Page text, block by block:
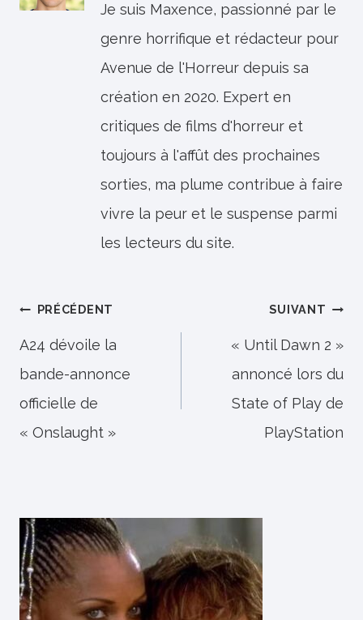
Je suis Maxence, passionné par le
genre horrifique et rédacteur pour
Avenue de l'Horreur depuis sa
création en 2020. Expert en
critiques de films d'horreur et
toujours à l'affût des prochaines
sorties, ma plume contribue à faire
vivre la peur et le suspense parmi
les lecteurs du site.
Navigation
de
l’article
PRÉCÉDENT
A24 dévoile la
bande-annonce
officielle de
« Onslaught »
SUIVANT
« Until Dawn 2 »
annoncé lors du
State of Play de
PlayStation